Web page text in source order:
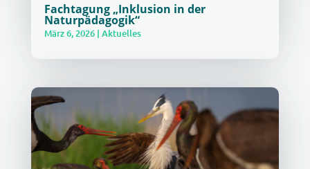
Fachtagung „Inklusion in der
Naturpädagogik“
März 6, 2026| Aktuelles